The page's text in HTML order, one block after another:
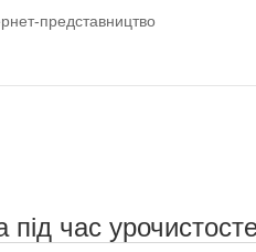
представництво
час